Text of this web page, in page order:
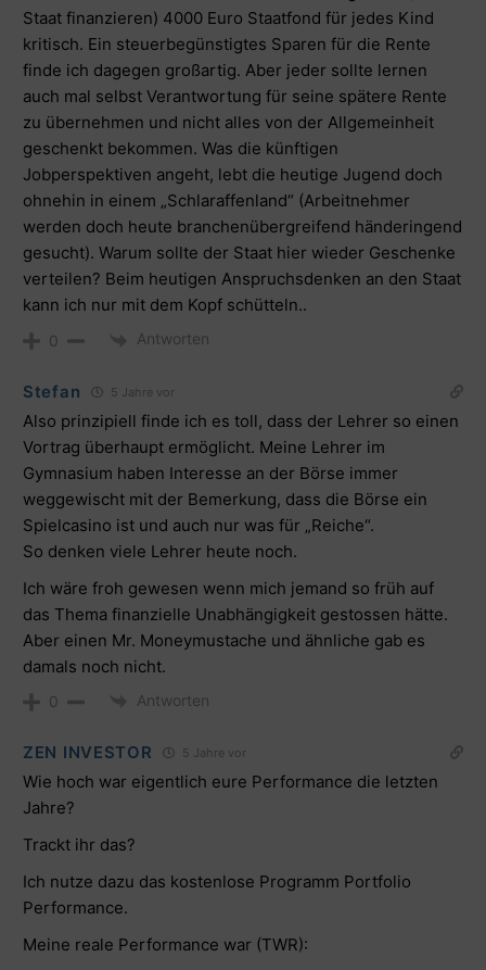
Staat finanzieren) 4000 Euro Staatfond für jedes Kind
kritisch. Ein steuerbegünstigtes Sparen für die Rente
finde ich dagegen großartig. Aber jeder sollte lernen
auch mal selbst Verantwortung für seine spätere Rente
zu übernehmen und nicht alles von der Allgemeinheit
geschenkt bekommen. Was die künftigen
Jobperspektiven angeht, lebt die heutige Jugend doch
ohnehin in einem „Schlaraffenland“ (Arbeitnehmer
werden doch heute branchenübergreifend händeringend
gesucht). Warum sollte der Staat hier wieder Geschenke
verteilen? Beim heutigen Anspruchsdenken an den Staat
kann ich nur mit dem Kopf schütteln..
0 Antworten
Stefan 5 Jahre vor
Also prinzipiell finde ich es toll, dass der Lehrer so einen
Vortrag überhaupt ermöglicht. Meine Lehrer im
Gymnasium haben Interesse an der Börse immer
weggewischt mit der Bemerkung, dass die Börse ein
Spielcasino ist und auch nur was für „Reiche“.
So denken viele Lehrer heute noch.
Ich wäre froh gewesen wenn mich jemand so früh auf
das Thema finanzielle Unabhängigkeit gestossen hätte.
Aber einen Mr. Moneymustache und ähnliche gab es
damals noch nicht.
0 Antworten
ZEN INVESTOR 5 Jahre vor
Wie hoch war eigentlich eure Performance die letzten
Jahre?
Trackt ihr das?
Ich nutze dazu das kostenlose Programm Portfolio
Performance.
Meine reale Performance war (TWR):